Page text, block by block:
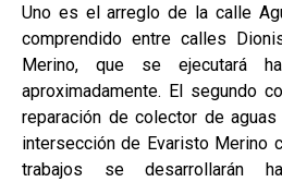
Uno es el arreglo de la calle
comprendido entre calles
Merino, que se ejecutará
aproximadamente. El segundo
reparación de colector de
intersección de Evaristo Merino
trabajos se desarrollarán